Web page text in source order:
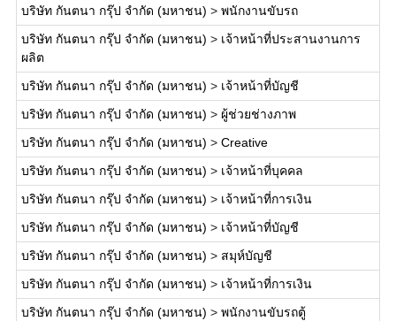
บริษัท กันตนา กรุ๊ป จำกัด (มหาชน) > พนักงานขับรถ
บริษัท กันตนา กรุ๊ป จำกัด (มหาชน) > เจ้าหน้าที่ประสานงานการ
ผลิต
บริษัท กันตนา กรุ๊ป จำกัด (มหาชน) > เจ้าหน้าที่บัญชี
บริษัท กันตนา กรุ๊ป จำกัด (มหาชน) > ผู้ช่วยช่างภาพ
บริษัท กันตนา กรุ๊ป จำกัด (มหาชน) > Creative
บริษัท กันตนา กรุ๊ป จำกัด (มหาชน) > เจ้าหน้าที่บุคคล
บริษัท กันตนา กรุ๊ป จำกัด (มหาชน) > เจ้าหน้าที่การเงิน
บริษัท กันตนา กรุ๊ป จำกัด (มหาชน) > เจ้าหน้าที่บัญชี
บริษัท กันตนา กรุ๊ป จำกัด (มหาชน) > สมุห์บัญชี
บริษัท กันตนา กรุ๊ป จำกัด (มหาชน) > เจ้าหน้าที่การเงิน
บริษัท กันตนา กรุ๊ป จำกัด (มหาชน) > พนักงานขับรถตู้